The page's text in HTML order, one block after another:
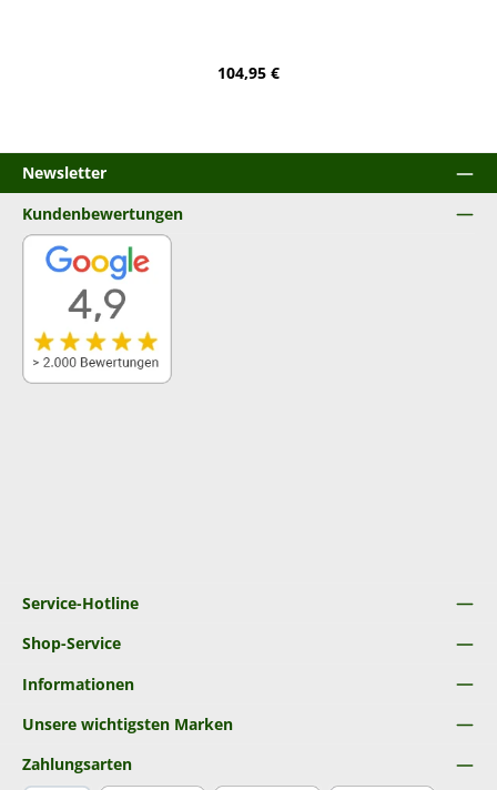
Regulärer Preis:
104,95 €
Newsletter
Service-Hotline
Shop-Service
Informationen
Unsere wichtigsten Marken
Kundenbewertungen
Zahlungsarten